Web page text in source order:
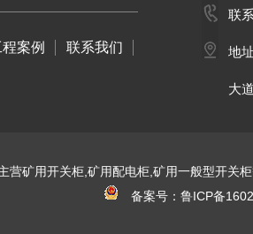
案例 联系我们
联
地
大
营矿用开关柜,矿用配电柜,矿用一般型开关
备案号：鲁ICP备